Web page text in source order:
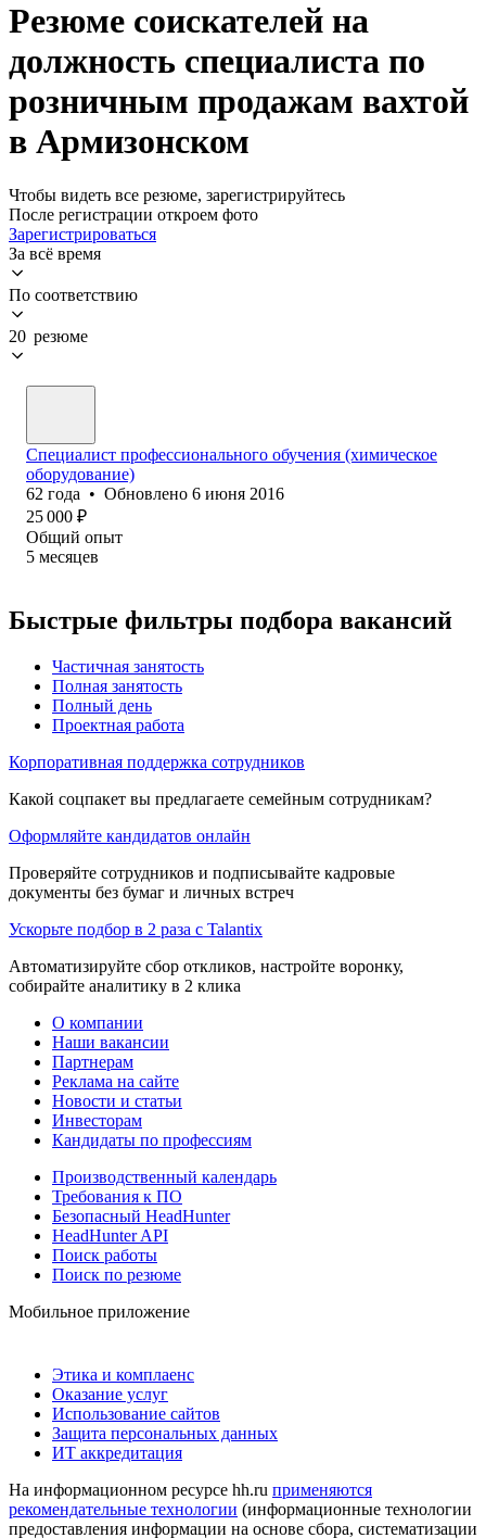
Резюме соискателей на
должность специалиста по
розничным продажам вахтой
в Армизонском
Чтобы видеть все резюме, зарегистрируйтесь
После регистрации откроем фото
Зарегистрироваться
За всё время
По соответствию
20 резюме
Специалист профессионального обучения (химическое
оборудование)
62 года • Обновлено 6 июня 2016
25 000 ₽
Общий опыт
5 месяцев
Быстрые фильтры подбора вакансий
Частичная занятость
Полная занятость
Полный день
Проектная работа
Корпоративная поддержка сотрудников
Какой соцпакет вы предлагаете семейным сотрудникам?
Оформляйте кандидатов онлайн
Проверяйте сотрудников и подписывайте кадровые
документы без бумаг и личных встреч
Ускорьте подбор в 2 раза с Talantix
Автоматизируйте сбор откликов, настройте воронку,
собирайте аналитику в 2 клика
О компании
Наши вакансии
Партнерам
Реклама на сайте
Новости и статьи
Инвесторам
Кандидаты по профессиям
Производственный календарь
Требования к ПО
Безопасный HeadHunter
HeadHunter API
Поиск работы
Поиск по резюме
Мобильное приложение
Этика и комплаенс
Оказание услуг
Использование сайтов
Защита персональных данных
ИТ аккредитация
На информационном ресурсе hh.ru применяются
рекомендательные технологии (информационные технологии
предоставления информации на основе сбора, систематизации